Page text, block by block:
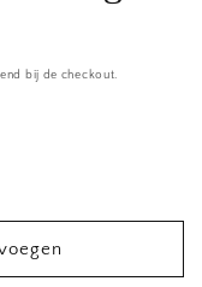
bij de checkout.